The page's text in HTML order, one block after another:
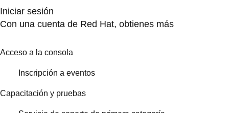
Iniciar sesión
Con una cuenta de Red Hat, obtienes más
Acceso a la consola
Inscripción a eventos
Capacitación y pruebas